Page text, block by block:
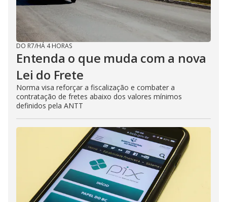
DO R7/HÁ 4 HORAS
Entenda o que muda com a nova
Lei do Frete
Norma visa reforçar a fiscalização e combater a
contratação de fretes abaixo dos valores mínimos
definidos pela ANTT